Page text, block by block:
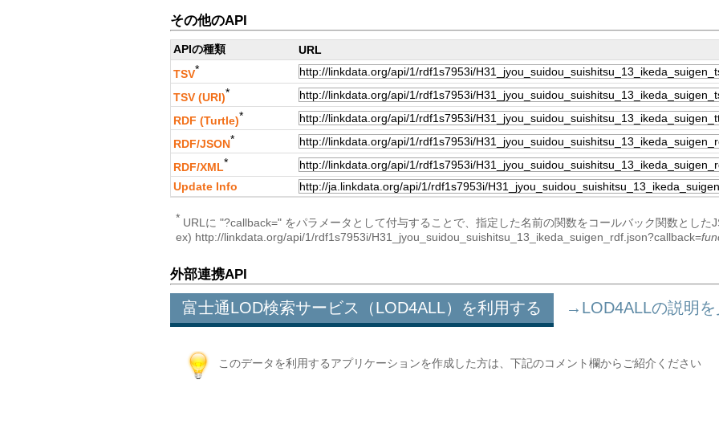
その他のAPI
APIの種類
URL
TSV*
TSV (URI)*
RDF (Turtle)*
RDF/JSON*
RDF/XML*
Update Info
* URLに "?callback=" をパラメータとして付与することで、指定した名前の関数をコールバック関数とした
ex) http://linkdata.org/api/1/rdf1s7953i/H31_jyou_suidou_suishitsu_13_ikeda_suigen_rdf.json?callback=
外部連携API
富士通LOD検索サービス（LOD4ALL）を利用する →LOD4ALLの説明を
このデータを利用するアプリケーションを作成した方は、下記のコメント欄からご紹介ください